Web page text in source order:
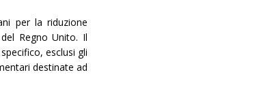
per la riduzione
Regno Unito. Il
esclusi gli
destinate ad